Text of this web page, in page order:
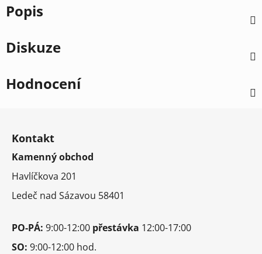
Popis
Diskuze
Hodnocení
Kontakt
Kamenný obchod
Havlíčkova 201
Ledeč nad Sázavou 58401
PO-PÁ: 9:00-12:00 přestávka 12:00-17:00
SO: 9:00-12:00 hod.